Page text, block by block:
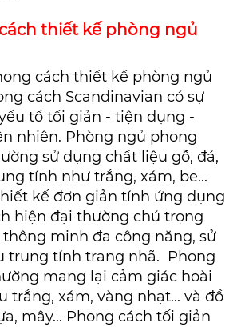
thiết kế phòng ngủ
cách thiết kế phòng ngủ
cách Scandinavian có sự
tố tối giản - tiện dụng -
nhiên. Phòng ngủ phong
sử dụng chất liệu gỗ, đá,
tính như trắng, xám, be...
kế đơn giản tính ứng dụng
hiện đại thường chú trọng
minh đa công năng, sử
trung tính trang nhã. Phong
mang lại cảm giác hoài
trắng, xám, vàng nhạt... và đồ
mây... Phong cách tối giản